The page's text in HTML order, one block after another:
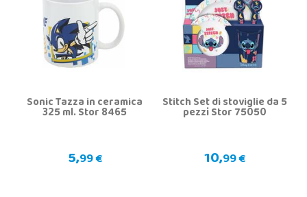
Sonic Tazza in ceramica
325 ml. Stor 8465
5,99 €
Stitch Set di stoviglie da 5
pezzi Stor 75050
10,99 €